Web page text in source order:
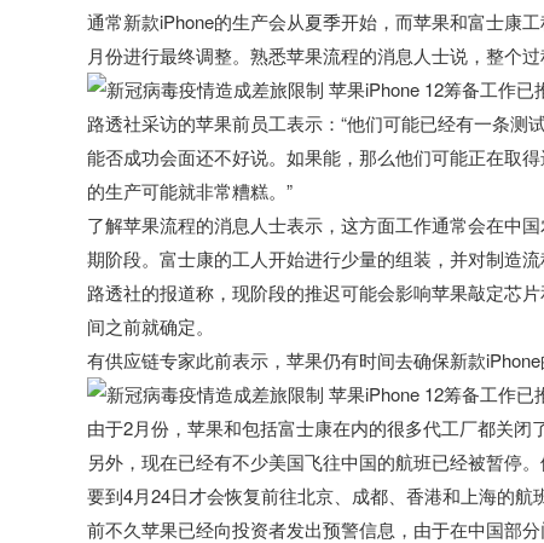
通常新款iPhone的生产会从夏季开始，而苹果和富士康
月份进行最终调整。熟悉苹果流程的消息人士说，整个过
路透社采访的苹果前员工表示：“他们可能已经有一条
能否成功会面还不好说。如果能，那么他们可能正在取
的生产可能就非常糟糕。”
了解苹果流程的消息人士表示，这方面工作通常会在中
期阶段。富士康的工人开始进行少量的组装，并对制造流
路透社的报道称，现阶段的推迟可能会影响苹果敲定芯
间之前就确定。
有供应链专家此前表示，苹果仍有时间去确保新款
由于2月份，苹果和包括富士康在内的很多代工厂都关闭
另外，现在已经有不少美国飞往中国的航班已经被暂停
要到4月24日才会恢复前往北京、成都、香港和上海的航
前不久苹果已经向投资者发出预警信息，由于在中国部